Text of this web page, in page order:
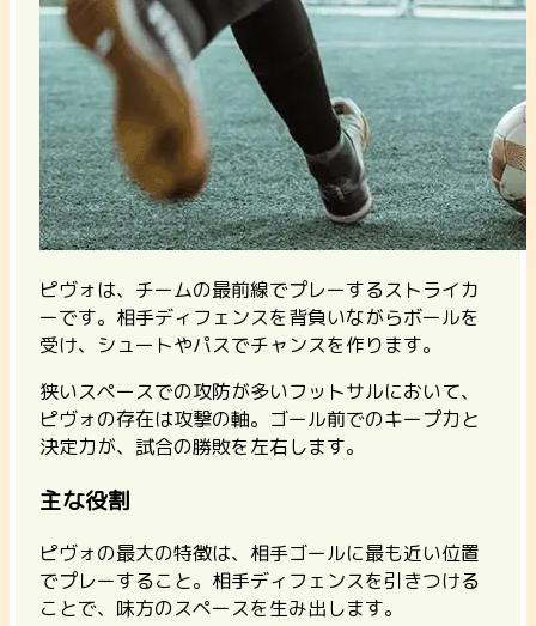
ピヴォは、チームの最前線でプレーするストライカ
ーです。相手ディフェンスを背負いながらボールを
受け、シュートやパスでチャンスを作ります。
狭いスペースでの攻防が多いフットサルにおいて、
ピヴォの存在は攻撃の軸。ゴール前でのキープ力と
決定力が、試合の勝敗を左右します。
主な役割
ピヴォの最大の特徴は、相手ゴールに最も近い位置
でプレーすること。相手ディフェンスを引きつける
ことで、味方のスペースを生み出します。